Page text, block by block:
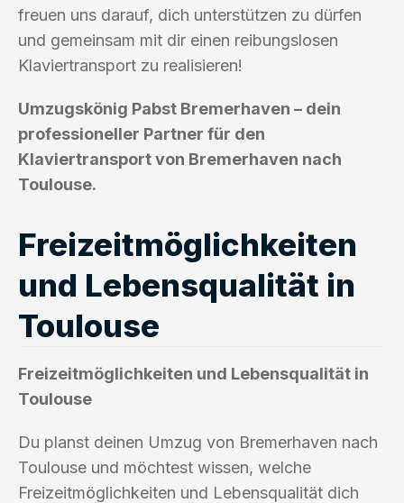
freuen uns darauf, dich unterstützen zu dürfen
und gemeinsam mit dir einen reibungslosen
Klaviertransport zu realisieren!
Umzugskönig Pabst Bremerhaven – dein
professioneller Partner für den
Klaviertransport von Bremerhaven nach
Toulouse.
Freizeitmöglichkeiten
und Lebensqualität in
Toulouse
Freizeitmöglichkeiten und Lebensqualität in
Toulouse
Du planst deinen Umzug von Bremerhaven nach
Toulouse und möchtest wissen, welche
Freizeitmöglichkeiten und Lebensqualität dich